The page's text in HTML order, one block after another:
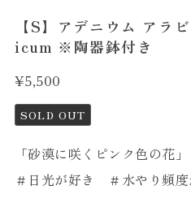
【S】アデニウム ア
icum ※陶器鉢付き
¥5,500
SOLD OUT
「砂漠に咲くピンク色の花」
＃日光が好き ＃水やり頻度